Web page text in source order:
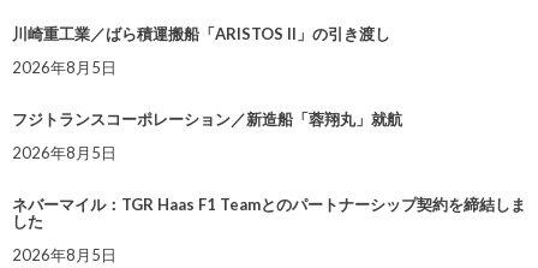
川崎重工業／ばら積運搬船「ARISTOS II」の引き渡し
2026年8月5日
フジトランスコーポレーション／新造船「蓉翔丸」就航
2026年8月5日
ネバーマイル：TGR Haas F1 Teamとのパートナーシップ契約を締結しま
した
2026年8月5日